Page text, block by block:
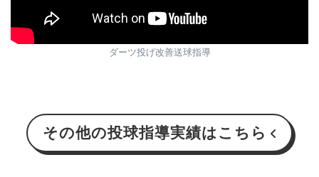
ダーツ投げ改善送球指導
その他の投球指導実績はこちら